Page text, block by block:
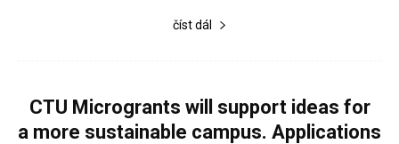
číst dál
CTU Microgrants will support ideas for
a more sustainable campus. Applications